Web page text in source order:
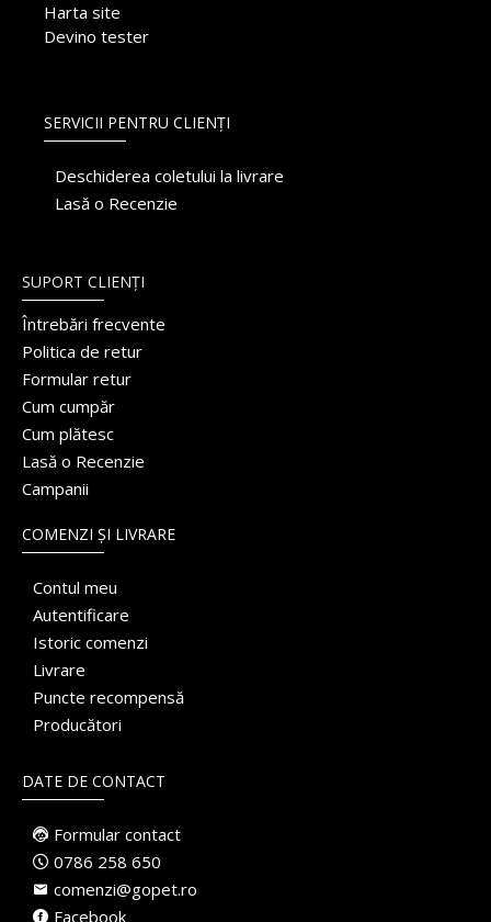
Harta site
Devino tester
SERVICII PENTRU CLIENȚI
Deschiderea coletului la livrare
Lasă o Recenzie
SUPORT CLIENȚI
Întrebări frecvente
Politica de retur
Formular retur
Cum cumpăr
Cum plătesc
Lasă o Recenzie
Campanii
COMENZI ȘI LIVRARE
Contul meu
Autentificare
Istoric comenzi
Livrare
Puncte recompensă
Producători
DATE DE CONTACT
Formular contact
0786 258 650
comenzi@gopet.ro
Facebook